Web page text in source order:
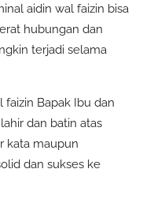
aidin wal faizin bisa
hubungan dan
terjadi selama
faizin Bapak Ibu dan
dan batin atas
kata maupun
dan sukses ke